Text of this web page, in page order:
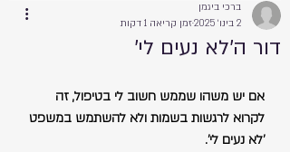
דור ה'לא נעים לי'
ברכי ביגמן
2 בינו׳ 2025
זמן קריאה 1 דקות
אם יש משהו שממש חשוב לי בטיפול, זה
לקרוא לרגשות בשמות ולא להשתמש במשפט
'לא נעים לי'.